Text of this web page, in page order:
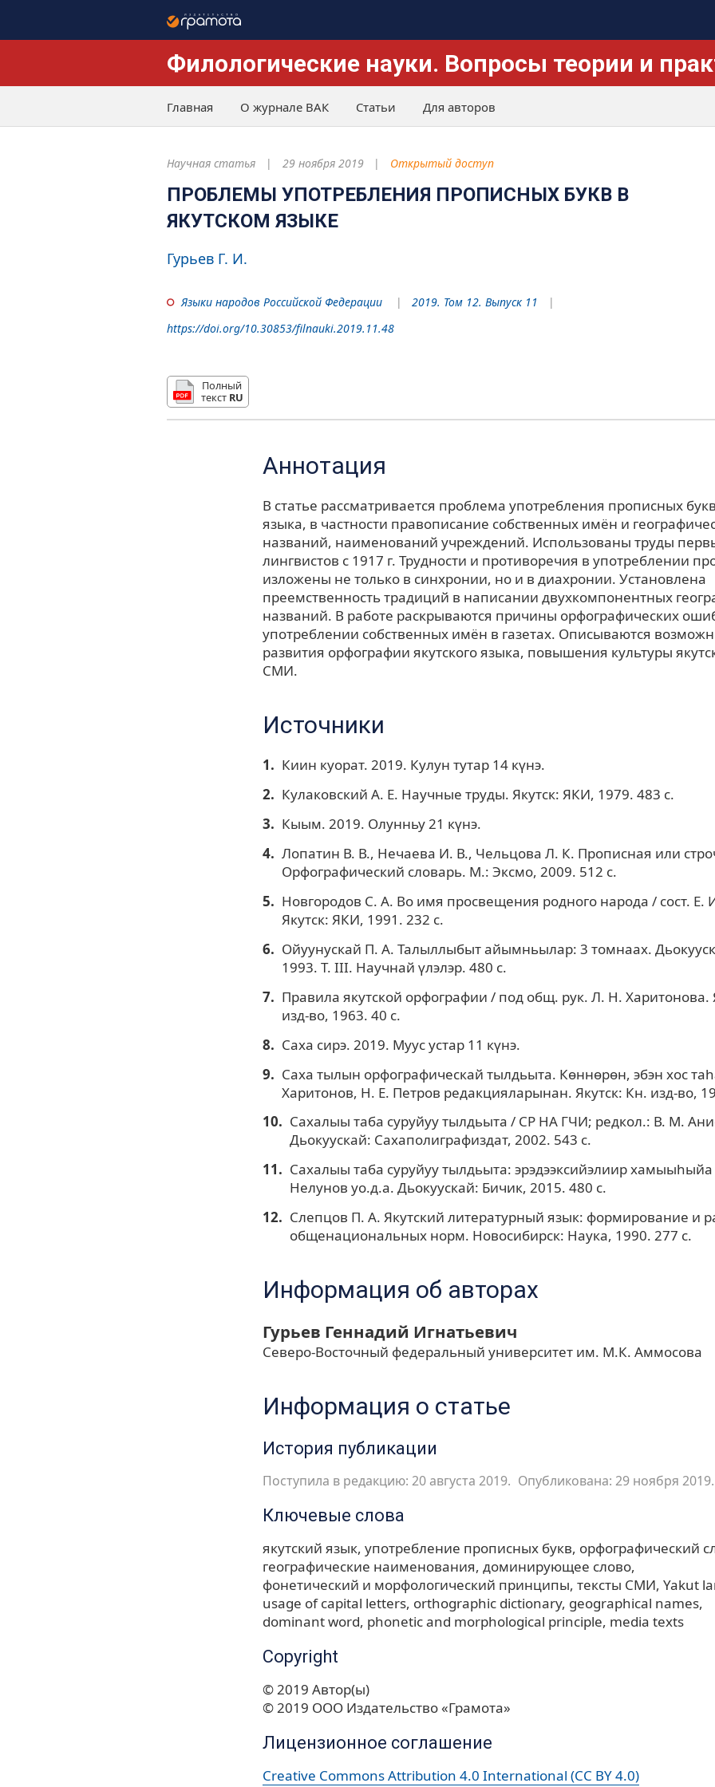
Филологические науки. Вопросы теории и
Главная О журнале ВАК Статьи Для авторов
Научная статья 29 ноября 2019 Открытый доступ
ПРОБЛЕМЫ УПОТРЕБЛЕНИЯ ПРОПИСНЫХ БУКВ В
ЯКУТСКОМ ЯЗЫКЕ
Гурьев Г. И.
Языки народов Российской Федерации
2019. Том 12. Выпуск 11
https://doi.org/10.30853/filnauki.2019.11.48
Полный
текст RU
Аннотация
В статье рассматривается проблема употребления прописных
языка, в частности правописание собственных имён и
названий, наименований учреждений. Использованы труды
лингвистов с 1917 г. Трудности и противоречия в употреблении
изложены не только в синхронии, но и в диахронии. Установлена
преемственность традиций в написании двухкомпонентных
названий. В работе раскрываются причины орфографических
употреблении собственных имён в газетах. Описываются
развития орфографии якутского языка, повышения культуры
СМИ.
Источники
Киин куорат. 2019. Кулун тутар 14 күнэ.
Кулаковский А. Е. Научные труды. Якутск: ЯКИ, 1979. 483 с.
Кыым. 2019. Олунньу 21 күнэ.
Лопатин В. В., Нечаева И. В., Чельцова Л. К. Прописная или
Орфографический словарь. М.: Эксмо, 2009. 512 с.
Новгородов С. А. Во имя просвещения родного народа / сост. Е.
Якутск: ЯКИ, 1991. 232 с.
Ойуунускай П. А. Талыллыбыт айымньылар: 3 томнаах.
1993. Т. III. Научнай үлэлэр. 480 с.
Правила якутской орфографии / под общ. рук. Л. Н. Харитонова.
изд-во, 1963. 40 с.
Саха сирэ. 2019. Муус устар 11 күнэ.
Саха тылын орфографическай тылдьыта. Көннөрөн, эбэн хос
Харитонов, Н. Е. Петров редакцияларынан. Якутск: Кн. изд-во,
Сахалыы таба суруйуу тылдьыта / СР НА ГЧИ; редкол.: В. М.
Дьокуускай: Сахаполиграфиздат, 2002. 543 с.
Сахалыы таба суруйуу тылдьыта: эрэдээксийэлиир хамыыһыйа
Нелунов уо.д.а. Дьокуускай: Бичик, 2015. 480 с.
Слепцов П. А. Якутский литературный язык: формирование и
общенациональных норм. Новосибирск: Наука, 1990. 277 с.
Информация об авторах
Гурьев Геннадий Игнатьевич
Северо-Восточный федеральный университет им. М.К. Аммосова
Информация о статье
История публикации
Поступила в редакцию: 20 августа 2019. Опубликована: 29 ноября 2019.
Ключевые слова
якутский язык употребление прописных букв орфографический
географические наименования доминирующее слово
фонетический и морфологический принципы тексты СМИ Yakut
usage of capital letters orthographic dictionary geographical names
dominant word phonetic and morphological principle media texts
Copyright
© 2019 Автор(ы)
© 2019 ООО Издательство «Грамота»
Лицензионное соглашение
Creative Commons Attribution 4.0 International (CC BY 4.0)